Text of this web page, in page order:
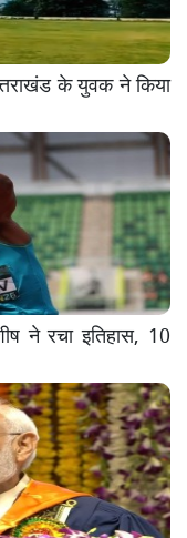
के युवक ने किया
ने रचा इतिहास, 10